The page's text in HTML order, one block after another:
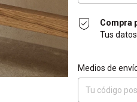
Compra
Tus
Entregas para el
Medios de